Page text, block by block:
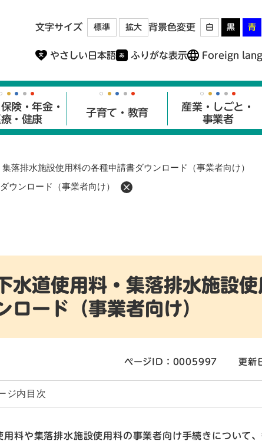
文字サイズ 標準 拡大 背景色変更 白 黒 青
やさしい日本語 ふりがな表示 Foreign
険・年金・
・健康
子育て・教育
産業・しごと・
事業者
落排水施設使用料の各種申請書ダウンロード（事業者向け）
ウンロード（事業者向け）
水道使用料・集落排水施設
ロード（事業者向け）
ページID：0005997 更新
ジ内目次
用料や集落排水施設使用料の事業者向け手続きについて